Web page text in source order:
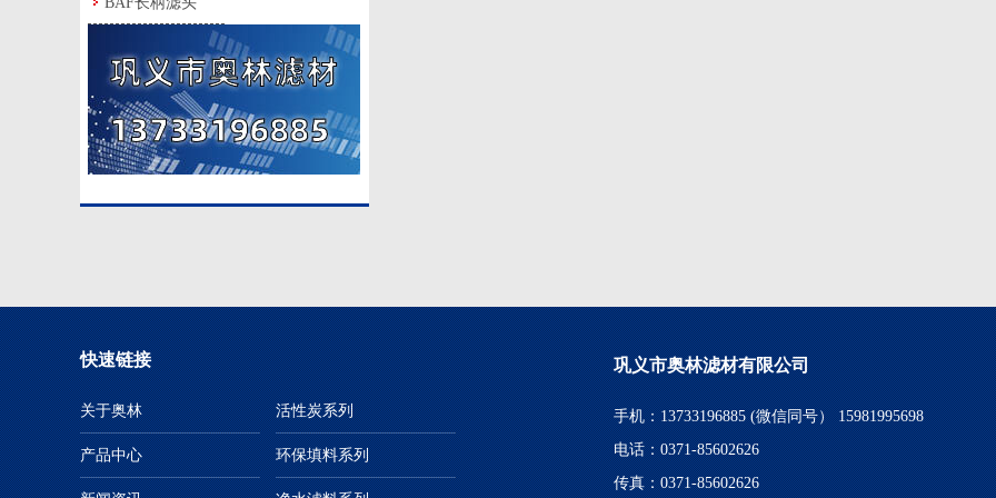
快速链接
关于奥林
产品中心
活性炭系列
环保填料系列
巩义市奥林滤材有限公司
手机：13733196885 (微信同号） 15981995698
电话：0371-85602626
传真：0371-85602626